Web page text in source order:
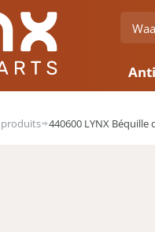
produits 440600 LYNX Béquille